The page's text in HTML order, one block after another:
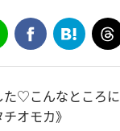
た♡こんなところに
オモカ》